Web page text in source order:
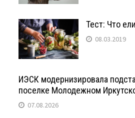
Тест: Что
08.03.2019
ИЭСК модернизировала
поселке Молодежном
07.08.2026